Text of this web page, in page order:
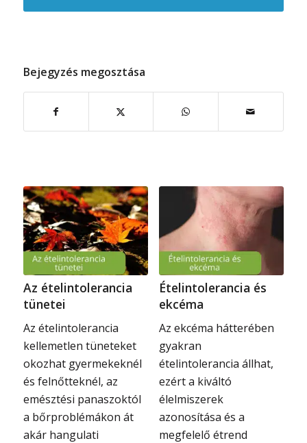
Bejegyzés megosztása
Az ételintolerancia
tünetei
Az ételintolerancia
kellemetlen tüneteket
okozhat gyermekeknél
és felnőtteknél, az
emésztési panaszoktól
a bőrproblémákon át
akár hangulati
Ételintolerancia és
ekcéma
Az ekcéma hátterében
gyakran
ételintolerancia állhat,
ezért a kiváltó
élelmiszerek
azonosítása és a
megfelelő étrend